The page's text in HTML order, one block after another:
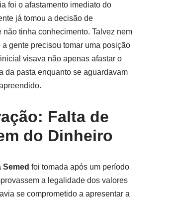
foi o afastamento imediato do
já tomou a decisão de
tinha conhecimento. Talvez nem
gente precisou tomar uma posição
visava não apenas afastar o
da pasta enquanto se aguardavam
Falta de
do Dinheiro
foi tomada após um período
a legalidade dos valores
se comprometido a apresentar a